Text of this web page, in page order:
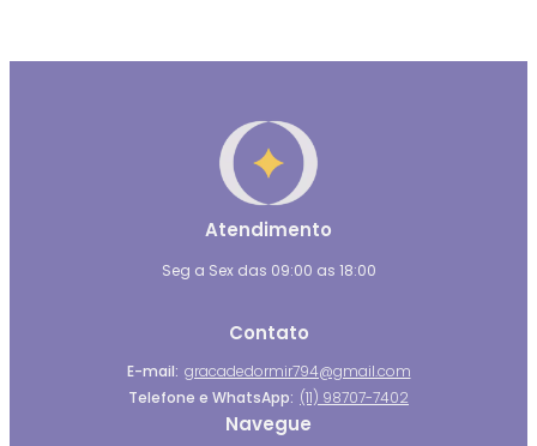
Atendimento
Seg a Sex das 09:00 as 18:00
Contato
E-mail: gracadedormir794@gmail.com
Telefone e WhatsApp: (11) 98707-7402
Navegue